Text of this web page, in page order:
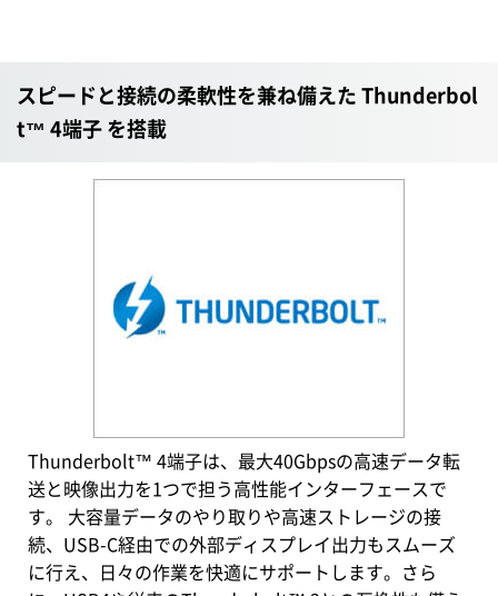
スピードと接続の柔軟性を兼ね備えた Thunderbol
t™ 4端子 を搭載
Thunderbolt™ 4端子は、最大40Gbpsの高速データ転
送と映像出力を1つで担う高性能インターフェースで
す。 大容量データのやり取りや高速ストレージの接
続、USB-C経由での外部ディスプレイ出力もスムーズ
に行え、日々の作業を快適にサポートします。さら